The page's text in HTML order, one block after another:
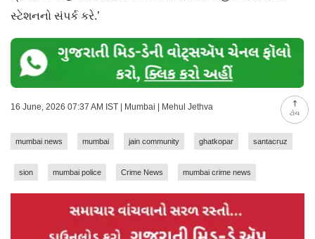
ટોચ
સ્ટેશનનો સંપર્ક કરે.’
16 June, 2026 07:37 AM IST | Mumbai | Mehul Jethva
mumbai news mumbai jain community ghatkopar santacruz
sion mumbai police Crime News mumbai crime news